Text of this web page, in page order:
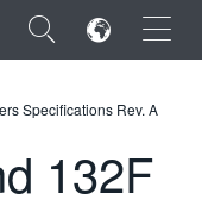
×
Specifications Rev. A
132F